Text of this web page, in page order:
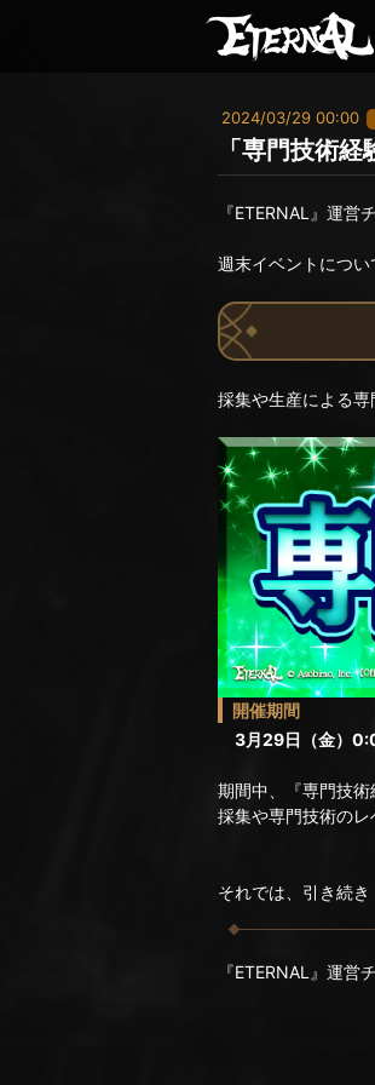
2024/03/29 00:00
「専門技術
『ETERNAL』運営
週末イベントについ
採集や生産による専
開催期間
3月29日（金）
期間中、『専門技術
採集や専門技術の
それでは、引き続き
『ETERNAL』運営